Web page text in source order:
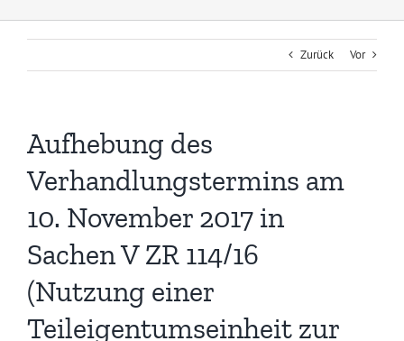
Zurück Vor
Aufhebung des
Verhandlungstermins am
10. November 2017 in
Sachen V ZR 114/16
(Nutzung einer
Teileigentumseinheit zur